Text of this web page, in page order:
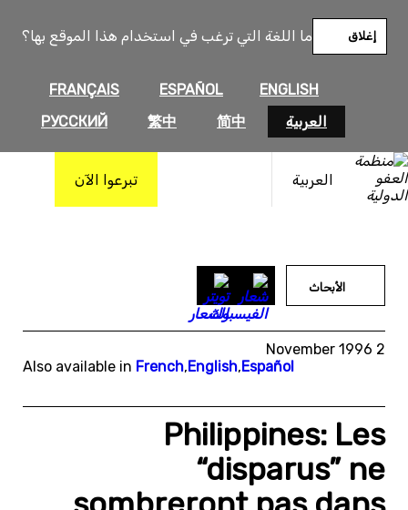
ما اللغة التي ترغب في استخدام هذا الموقع بها؟
ENGLISH
ESPAÑOL
FRANÇAIS
العربية
简中
繁中
РУССКИЙ
إغلاق
العربية تبرعوا الآن
المحتوى
الأبحاث
2 November 1996
Also available in French,English,Español
Philippines: Les
“disparus” ne